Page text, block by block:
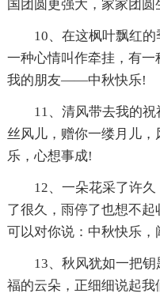
国团圆更强大，家家团圆
10、在这枫叶飘红
一种心情叫作牵挂，有一
我的朋友——中秋快乐!
11、清风带去我的
丝风儿，赠你一缕月儿
乐，心想事成!
12、一朵花采了许
了很久，雨停了也想不
可以对你说：中秋快乐，
13、秋风犹如一把
福的云朵，正细细说起